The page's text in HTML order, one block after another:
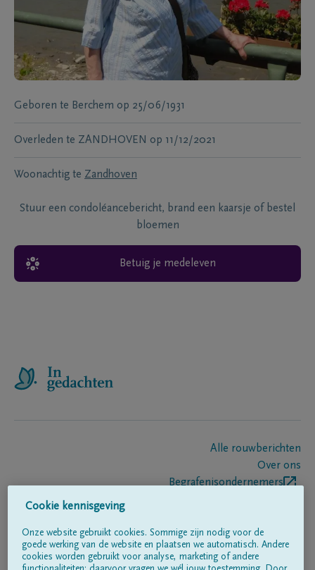
Geboren te Berchem op 25/06/1931
Overleden te ZANDHOVEN op 11/12/2021
Woonachtig te Zandhoven
Stuur een condoléancebericht, brand een kaarsje of bestel
bloemen
Betuig je medeleven
Alle rouwberichten
Over ons
Begrafenisondernemers
Volg ons op
Cookie kennisgeving
Onze website gebruikt cookies. Sommige zijn nodig voor de
goede werking van de website en plaatsen we automatisch. Andere
cookies worden gebruikt voor analyse, marketing of andere